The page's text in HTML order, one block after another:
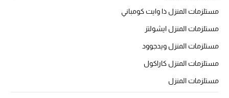
حقائب الأطفال
مستلزمات المنزل ذا وايت كومباني
مستلزمات المنزل ايشولتز
مستلزمات المنزل ويدجوود
مستلزمات المنزل كاراكول
مستلزمات المنزل